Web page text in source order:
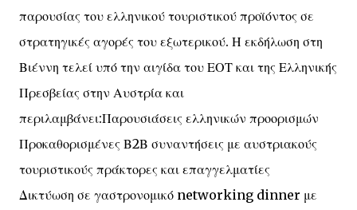
παρουσίας του ελληνικού τουριστικού προϊόντος σε
στρατηγικές αγορές του εξωτερικού. Η εκδήλωση στη
Βιέννη τελεί υπό την αιγίδα του ΕΟΤ και της Ελληνικής
Πρεσβείας στην Αυστρία και
περιλαμβάνει:Παρουσιάσεις ελληνικών προορισμών
Προκαθορισμένες Β2Β συναντήσεις με αυστριακούς
τουριστικούς πράκτορες και επαγγελματίες
Δικτύωση σε γαστρονομικό networking dinner με